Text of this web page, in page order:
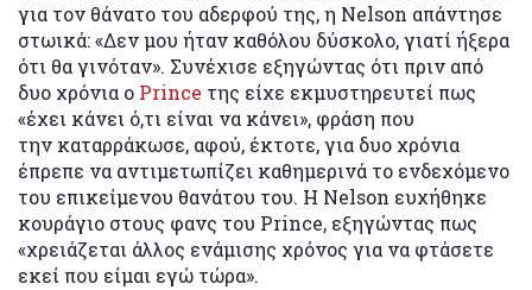
για τον θάνατο του αδερφού της, η Nelson απάντησε
στωικά: «Δεν μου ήταν καθόλου δύσκολο, γιατί ήξερα
ότι θα γινόταν». Συνέχισε εξηγώντας ότι πριν από
δυο χρόνια ο Prince της είχε εκμυστηρευτεί πως
«έχει κάνει ό,τι είναι να κάνει», φράση που
την καταρράκωσε, αφού, έκτοτε, για δυο χρόνια
έπρεπε να αντιμετωπίζει καθημερινά το ενδεχόμενο
του επικείμενου θανάτου του. Η Nelson ευχήθηκε
κουράγιο στους φανς του Prince, εξηγώντας πως
«χρειάζεται άλλος ενάμισης χρόνος για να φτάσετε
εκεί που είμαι εγώ τώρα».